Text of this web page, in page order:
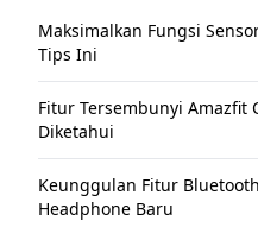
Maksimalkan Fungsi
Tips Ini
Fitur Tersembunyi Amazfit
Diketahui
Keunggulan Fitur
Headphone Baru